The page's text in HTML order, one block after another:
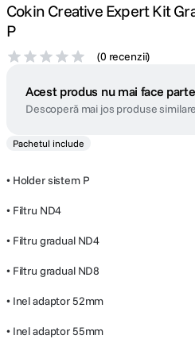
Cokin Creative Expert Kit
P
(0 recenzii)
Acest produs nu mai face
Descoperă mai jos produse
Pachetul include
• Holder sistem P
• Filtru ND4
• Filtru gradual ND4
• Filtru gradual ND8
• Inel adaptor 52mm
• Inel adaptor 55mm